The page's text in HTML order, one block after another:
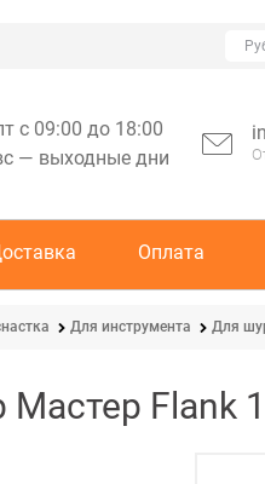
с 09:00 до 18:00
— выходные дни
Оплата
Для инструмента Для
Мастер Flank